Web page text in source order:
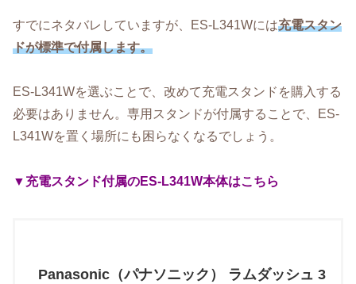
すでにネタバレしていますが、ES-L341Wには充電スタン
ドが標準で付属します。
ES-L341Wを選ぶことで、改めて充電スタンドを購入する
必要はありません。専用スタンドが付属することで、ES-
L341Wを置く場所にも困らなくなるでしょう。
▼充電スタンド付属のES-L341W本体はこちら
Panasonic（パナソニック） ラムダッシュ 3